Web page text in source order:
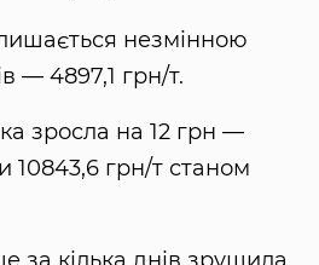
незмінною
— 4897,1 грн/т.
зросла на 12 грн —
10843,6 грн/т станом
за кілька днів зрушила